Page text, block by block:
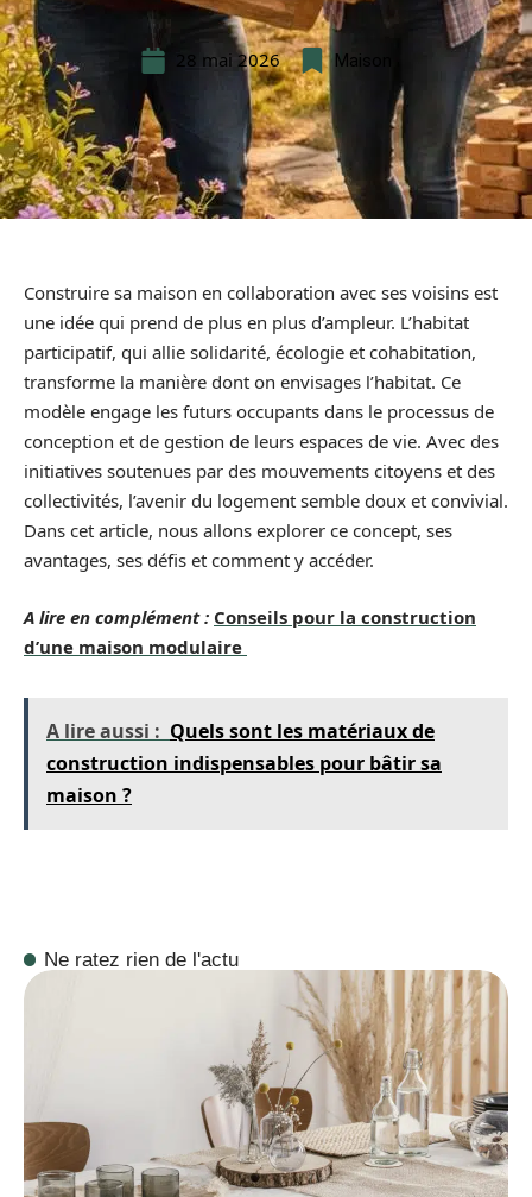
28 mai 2026 Maison
Construire sa maison en collaboration avec ses voisins est
une idée qui prend de plus en plus d’ampleur. L’habitat
participatif, qui allie solidarité, écologie et cohabitation,
transforme la manière dont on envisages l’habitat. Ce
modèle engage les futurs occupants dans le processus de
conception et de gestion de leurs espaces de vie. Avec des
initiatives soutenues par des mouvements citoyens et des
collectivités, l’avenir du logement semble doux et convivial.
Dans cet article, nous allons explorer ce concept, ses
avantages, ses défis et comment y accéder.
A lire en complément : Conseils pour la construction
d’une maison modulaire
A lire aussi : Quels sont les matériaux de
construction indispensables pour bâtir sa
maison ?
Ne ratez rien de l'actu